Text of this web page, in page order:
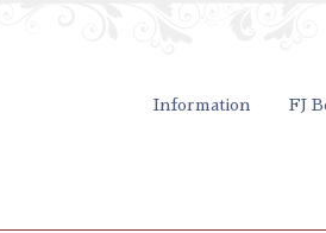
Information FJ